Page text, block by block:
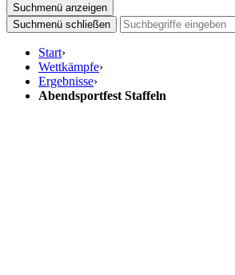
Suchmenü anzeigen
Suchmenü schließen
Start›
Wettkämpfe›
Ergebnisse›
Abendsportfest Staffeln